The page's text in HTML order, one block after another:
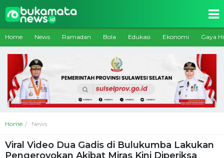
Home News Ramadan Bola Edukasi Ekonomi Gaya
Home News
Viral Video Dua Gadis di Bulukumba Lakukan
Pengeroyokan Akibat Miras Kini Diperiksa